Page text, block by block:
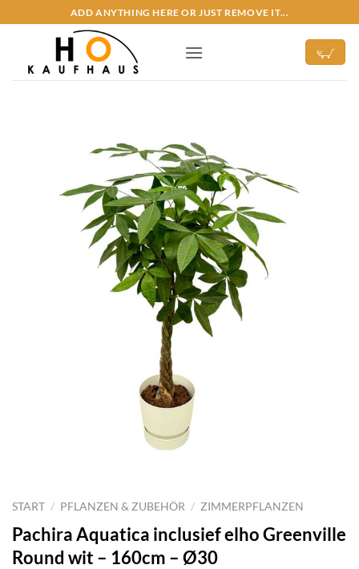
Inhalt
ADD ANYTHING HERE OR JUST REMOVE IT...
START / PFLANZEN & ZUBEHÖR / ZIMMERPFLANZEN
Pachira Aquatica inclusief elho Greenville
Round wit – 160cm – Ø30